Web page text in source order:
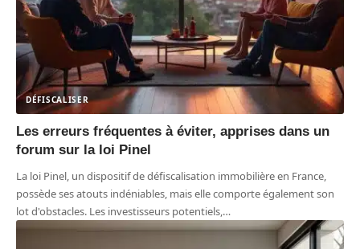
DÉFISCALISER
Les erreurs fréquentes à éviter, apprises dans un
forum sur la loi Pinel
La loi Pinel, un dispositif de défiscalisation immobilière en France,
possède ses atouts indéniables, mais elle comporte également son
lot d'obstacles. Les investisseurs potentiels,…